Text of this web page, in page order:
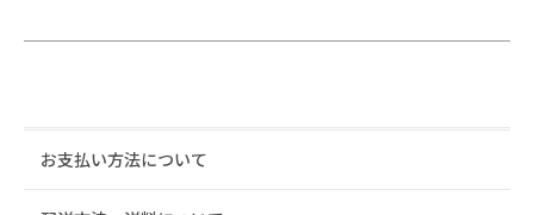
お支払い方法について